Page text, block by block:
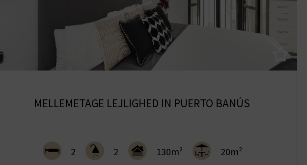
MELLEMETAGE LEJLIGHED IN PUERTO BANÚS
2 2 130m² 20m²